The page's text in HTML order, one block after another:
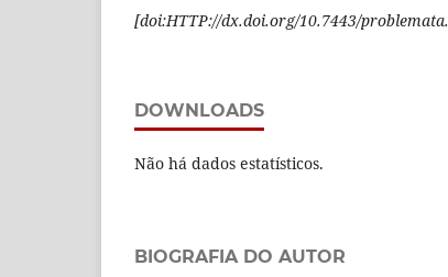
[doi:HTTP://dx.doi.org/10.7443/problemata.
DOWNLOADS
Não há dados estatísticos.
BIOGRAFIA DO AUTOR